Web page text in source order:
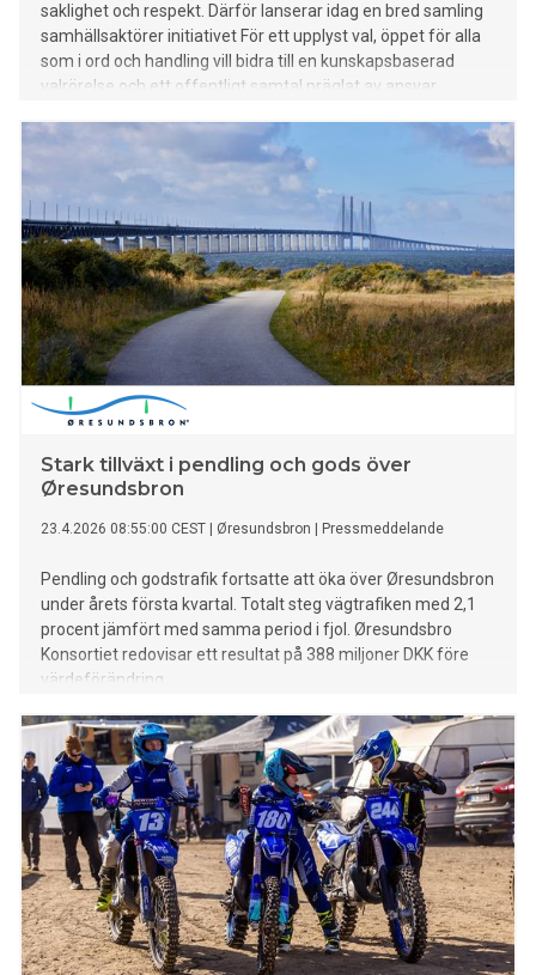
saklighet och respekt. Därför lanserar idag en bred samling
samhällsaktörer initiativet För ett upplyst val, öppet för alla
som i ord och handling vill bidra till en kunskapsbaserad
valrörelse och ett offentligt samtal präglat av ansvar,
Stark tillväxt i pendling och gods över
Øresundsbron
23.4.2026 08:55:00 CEST Øresundsbron Pressmeddelande
Pendling och godstrafik fortsatte att öka över Øresundsbron
under årets första kvartal. Totalt steg vägtrafiken med 2,1
procent jämfört med samma period i fjol. Øresundsbro
Konsortiet redovisar ett resultat på 388 miljoner DKK före
värdeförändring.